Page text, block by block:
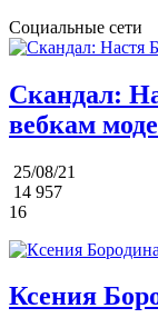
Социальные сети
Скандал:
вебкам
25/08/21
14 957
16
Ксения